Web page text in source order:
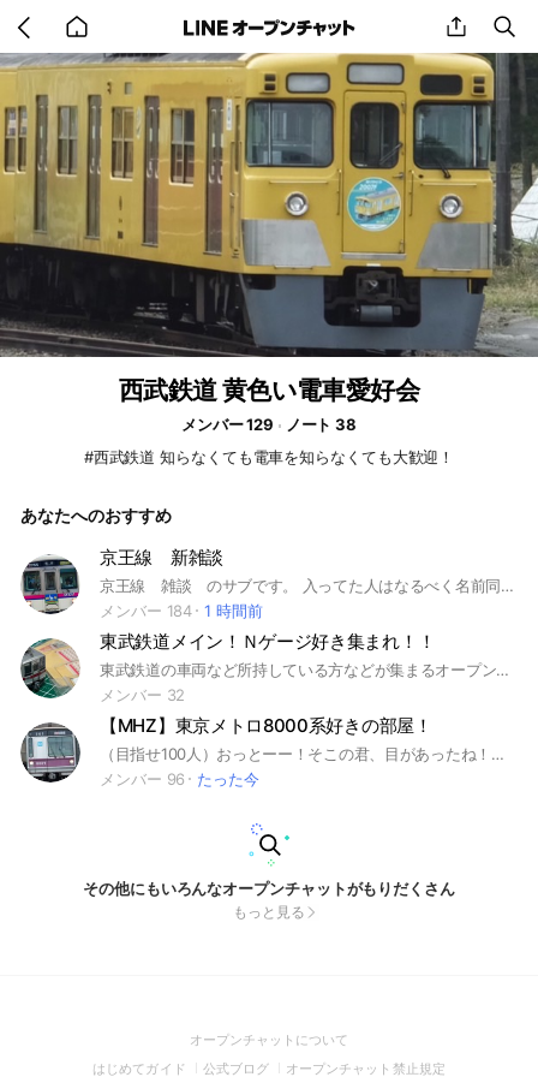
back
to
home
share
西武鉄道 黄色い電車愛好会
メンバー 129
ノート 38
#西武鉄道 知らなくても電車を知らなくても大歓迎！
あなたへのおすすめ
京王線 新雑談
京王線 雑談 のサブです。 入ってた人はなるべく名前同じにしてください
メンバー 184
1 時間前
東武鉄道メイン！Ｎゲージ好き集まれ！！
東武鉄道の車両など所持している方などが集まるオープンチャットです！！！東武以外もOK ルール 荒らし 暴言 宣伝 スタ連、写真連打などはお辞めください。 ※宣伝は可能ですが管理人『東武好き』に許可を得てからお願いします。 即抜けするなら入るな
メンバー 32
【MHZ】東京メトロ8000系好きの部屋！
（目指せ100人）おっとーー！そこの君、目があったね！👀 どーも、管理人の 「快特」でーす。 詳しい自己紹介は入ってから、 なので、入りましょうーーー！ 冗談だと思って入ってみて！絶対に楽しいから！ 中で待ってるよぉ〜 あと、 メトロ8000系が好きな人きて〜！ もちろん他の鉄道会社のこともOK！ 荒らしはほんとにやめてね？ 荒らしだと感じたら蹴るよ？ あー、そういえば、飛行機のサブトークもあるよー！このオプはたくさんのサブトークがあるからよければ入ってねーーーー！ 創立日2025年12月5日 #鉄道 #撮り鉄 #東京メトロ #私鉄 #地下鉄 #鉄オタ #音鉄 #乗り鉄 #雑談 #飛行機 #サブトーク #メトハチ #マンパチ #08 #8000 #18000 #JAL #ANA #スカイマーク #ソラシドエア #ジェットスター #エアバス #ボーイング #大手私鉄 #半蔵門線 #千代田線 #銀座線 #丸の内線 #田園都市線 #東武線 #模型 #カメラ #Nゲージ
メンバー 96
たった今
その他にもいろんなオープンチャットがもりだくさん
もっと見る
オープンチャットについて
in
はじめてガイド (Open
公式ブログ (Open
オープンチャット禁止規定(Open